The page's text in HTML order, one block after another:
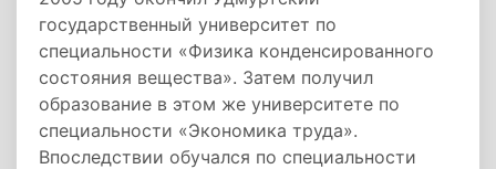
государственный университет по
специальности «Физика конденсированного
состояния вещества». Затем получил
образование в этом же университете по
специальности «Экономика труда».
Впоследствии обучался по специальности